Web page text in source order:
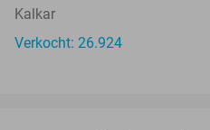
Kalkar
Verkocht: 26.924